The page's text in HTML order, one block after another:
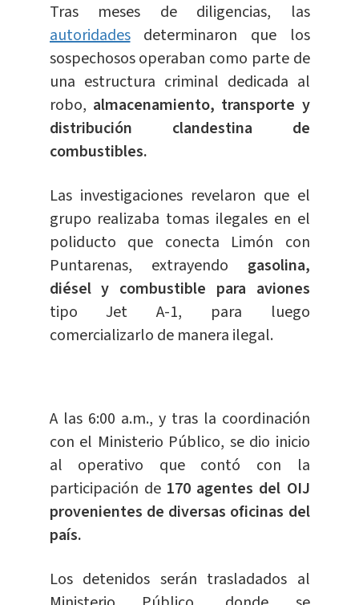
Tras meses de diligencias, las
autoridades
determinaron que los
sospechosos operaban como parte de
una estructura criminal dedicada al
robo, almacenamiento, transporte y
distribución clandestina de
combustibles.
Las investigaciones revelaron que el
grupo realizaba tomas ilegales en el
poliducto que conecta Limón con
Puntarenas, extrayendo gasolina,
diésel y combustible para aviones
tipo Jet A-1, para luego
comercializarlo de manera ilegal.
A las 6:00 a.m., y tras la coordinación
con el Ministerio Público, se dio inicio
al operativo que contó con la
participación de170 agentes del OIJ
provenientes de diversas oficinas del
país.
Los detenidos serán trasladados al